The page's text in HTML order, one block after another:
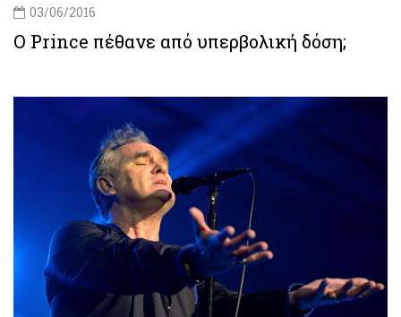
03/06/2016
O Prince πέθανε από υπερβολική δόση;